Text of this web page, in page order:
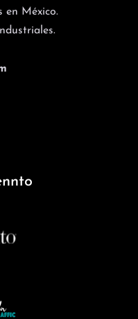
en México.